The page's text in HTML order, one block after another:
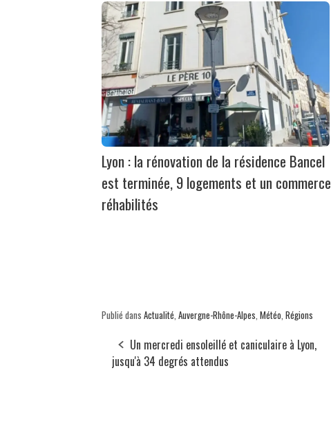
Lyon : la rénovation de la résidence Bancel
est terminée, 9 logements et un commerce
réhabilités
Publié dans Actualité Auvergne-Rhône-Alpes Météo Régions
Un mercredi ensoleillé et caniculaire à Lyon,
jusqu'à 34 degrés attendus